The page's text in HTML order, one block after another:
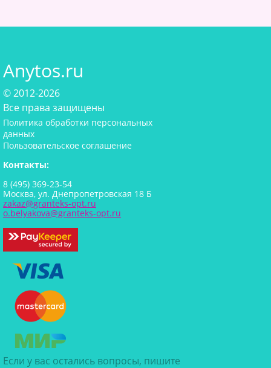
Anytos.ru
© 2012-2026
Все права защищены
Политика обработки персональных
данных
Пользовательское соглашение
Контакты:
8 (495) 369-23-54
Москва, ул. Днепропетровская 18 Б
zakaz@granteks-opt.ru
o.belyakova@granteks-opt.ru
Если у вас остались вопросы, пишите